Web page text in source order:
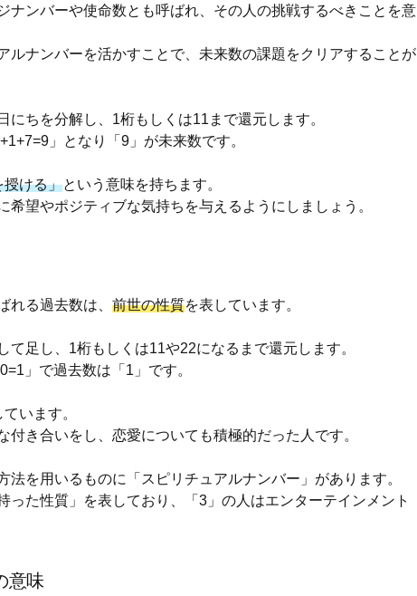
ナンバーや使命数とも呼ばれ、その人の挑戦するべきことを意
ルナンバーを活かすことで、未来数の課題をクリアすることが
ちを分解し、1桁もしくは11まで還元します。
」となり「9」が未来数です。
授ける」という意味を持ちます。
希望やポジティブな気持ちを与えるようにしましょう。
れる過去数は、 前世の性質を表しています。
足し、1桁もしくは11や22になるまで還元します。
」で過去数は「1」です。
います。
き合いをし、恋愛についても積極的だった人です。
法を用いるものに「スピリチュアルナンバー」があります。
った性質」を表しており、「3」の人はエンターテインメント
意味